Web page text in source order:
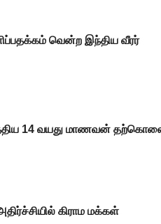
வென்ற இந்திய வீரர்
14 வயது மாணவன்
கிராம மக்கள்